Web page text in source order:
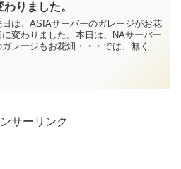
わりました。
日は、ASIAサーバーのガレージがお花
に変わりました。本日は、NAサーバー
ガレージもお花畑・・・では、無くど
サーリンク